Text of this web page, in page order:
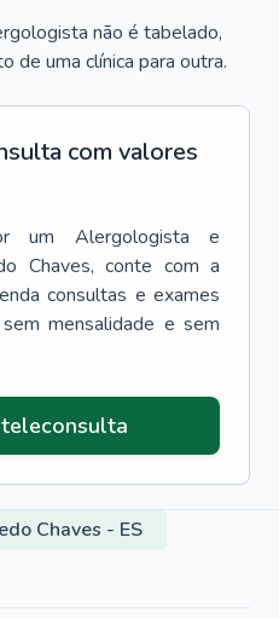
não é tabelado,
de uma clínica para outra.
com valores
um
Alergologista e
Chaves, conte com a
consultas e exames
mensalidade e sem
Chaves - ES